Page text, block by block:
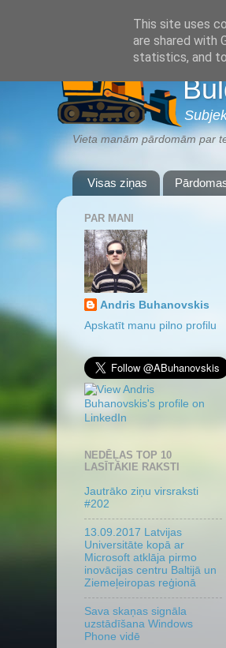
Vieta manām pārdomām par
Visas ziņas
PAR MANI
Andris Buhanovskis
Apskatīt manu pilno profilu
NEDĒĻAS TOP 10
LASĪTĀKIE RAKSTI
Jautrāko ziņu virsraksti
#202
13.09.2017 Latvijas
Universitāte kopā ar
Microsoft atklāja pirmo
inovācijas centru Baltijā un
Ziemeļeiropas reģionā
Sava skaņas signāla
uzstādīšana Windows
Phone vidē
This site uses
are shared with
statistics, and